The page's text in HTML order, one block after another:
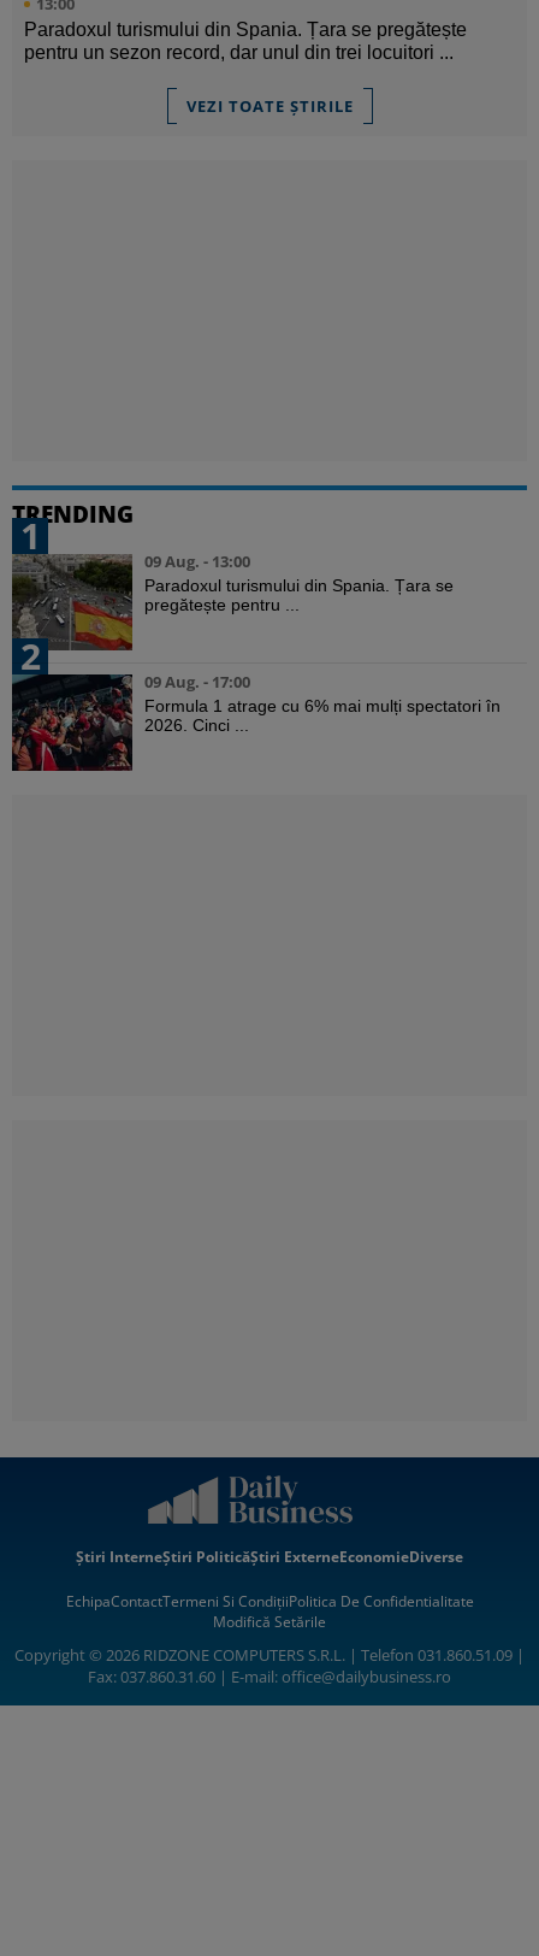
Paradoxul turismului din Spania. Țara se pregătește
pentru un sezon record, dar unul din trei locuitori ...
VEZI TOATE ȘTIRILE
TRENDING
1
09 Aug. - 13:00
Paradoxul turismului din Spania. Țara se
pregătește pentru ...
2
09 Aug. - 17:00
Formula 1 atrage cu 6% mai mulți spectatori în
2026. Cinci ...
Știri InterneȘtiri PoliticăȘtiri ExterneEconomieDiverse
EchipaContactTermeni Si CondițiiPolitica De Confidentialitate
Modifică Setările
Copyright © 2026 RIDZONE COMPUTERS S.R.L. | Telefon 031.860.51.09 |
Fax: 037.860.31.60 | E-mail:office@dailybusiness.ro